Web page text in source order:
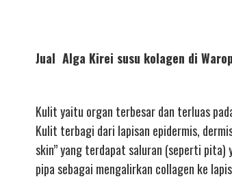
Jual Alga Kirei susu kolagen di
Kulit yaitu organ terbesar dan terluas
Kulit terbagi dari lapisan epidermis,
skin” yang terdapat saluran (seperti pita)
pipa sebagai mengalirkan collagen ke